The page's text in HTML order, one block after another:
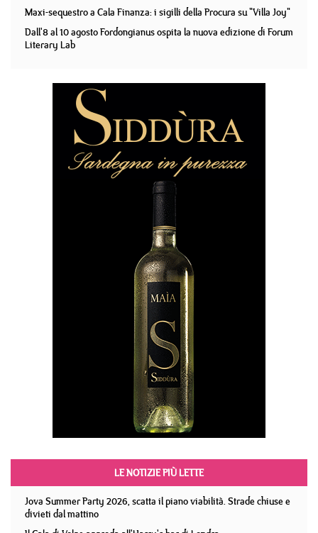
Maxi-sequestro a Cala Finanza: i sigilli della Procura su "Villa Joy"
Dall'8 al 10 agosto Fordongianus ospita la nuova edizione di Forum
Literary Lab
LE NOTIZIE PIÙ LETTE
Jova Summer Party 2026, scatta il piano viabilità. Strade chiuse e
divieti dal mattino